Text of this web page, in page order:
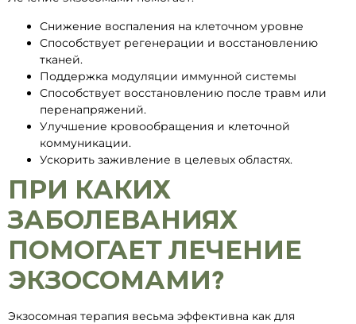
Снижение воспаления на клеточном уровне
Способствует регенерации и восстановлению
тканей.
Поддержка модуляции иммунной системы
Способствует восстановлению после травм или
перенапряжений.
Улучшение кровообращения и клеточной
коммуникации.
Ускорить заживление в целевых областях.
ПРИ КАКИХ
ЗАБОЛЕВАНИЯХ
ПОМОГАЕТ ЛЕЧЕНИЕ
ЭКЗОСОМАМИ?
Экзосомная терапия весьма эффективна как для